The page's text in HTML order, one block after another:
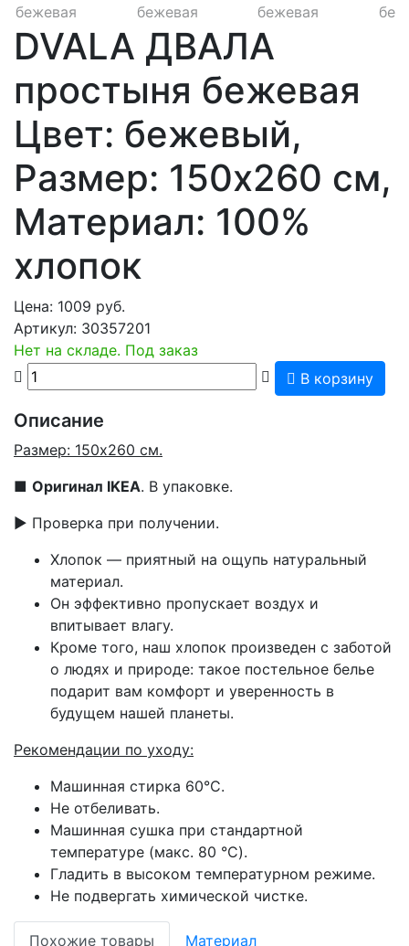
DVALA ДВАЛА
простыня бежевая
Цвет: бежевый,
Размер: 150x260 см,
Материал: 100%
хлопок
Цена: 1009 руб.
Артикул: 30357201
Нет на складе. Под заказ
В корзину
Описание
Размер: 150x260 см.
■ Оригинал IKEA. В упаковке.
▶ Проверка при получении.
Хлопок — приятный на ощупь натуральный
материал.
Он эффективно пропускает воздух и
впитывает влагу.
Кроме того, наш хлопок произведен с заботой
о людях и природе: такое постельное белье
подарит вам комфорт и уверенность в
будущем нашей планеты.
Рекомендации по уходу:
Машинная стирка 60°С.
Не отбеливать.
Машинная сушка при стандартной
температуре (макс. 80 °C).
Гладить в высоком температурном режиме.
Не подвергать химической чистке.
Похожие товары Материал